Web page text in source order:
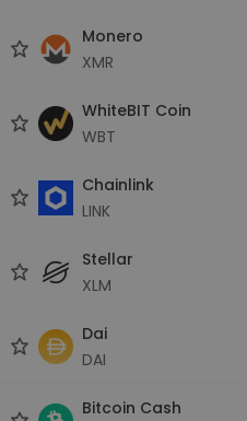
Monero
XMR
WhiteBIT Coin
WBT
Chainlink
LINK
Stellar
XLM
Dai
DAI
Bitcoin Cash